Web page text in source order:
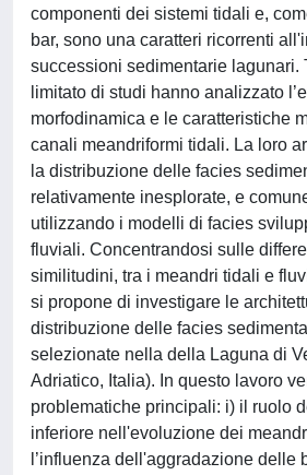
componenti dei sistemi tidali e,
bar, sono una caratteri ricorrenti
successioni sedimentarie lagunari.
limitato di studi hanno analizzato
morfodinamica e le caratteristiche
canali meandriformi tidali. La loro
la distribuzione delle facies
relativamente inesplorate, e
utilizzando i modelli di facies
fluviali. Concentrandosi sulle
similitudini, tra i meandri tidali e
si propone di investigare le
distribuzione delle facies
selezionate nella della Laguna di
Adriatico, Italia). In questo lavoro
problematiche principali: i) il ruolo
inferiore nell'evoluzione dei
l’influenza dell'aggradazione delle